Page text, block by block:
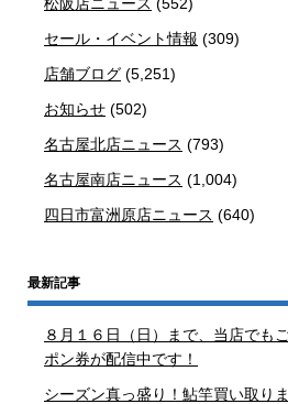
セール・イベント情報 (309)
店舗ブログ (5,251)
お知らせ (502)
名古屋北店ニュース (793)
名古屋南店ニュース (1,004)
四日市富洲原店ニュース (640)
最新記事
８月１６日（日）まで、当店でも
ポン券が配信中です！
シーズン真っ盛り！鮎竿買い取り